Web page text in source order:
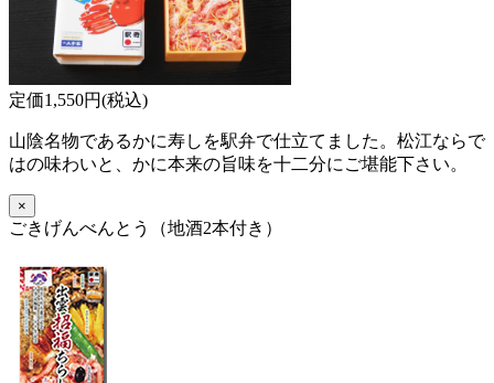
定価1,550円(税込)
山陰名物であるかに寿しを駅弁で仕立てました。松江ならで
はの味わいと、かに本来の旨味を十二分にご堪能下さい。
×
ごきげんべんとう（地酒2本付き）